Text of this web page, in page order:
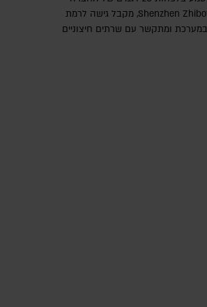
הסינית Shenzhen Zhibotong Electronics‎, מקבל גישה לרמת
ומתקשר עם שרתים חיצוניים